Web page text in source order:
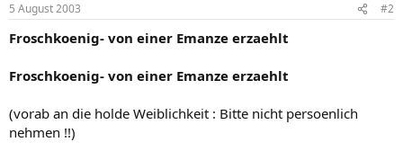
5 August 2003 #2
Froschkoenig- von einer Emanze erzaehlt
Froschkoenig- von einer Emanze erzaehlt
(vorab an die holde Weiblichkeit : Bitte nicht persoenlich
nehmen !!)